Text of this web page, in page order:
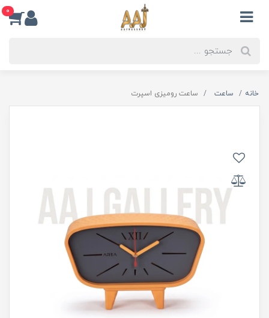
0
خانه ساعت ساعت رومیزی اسپرت